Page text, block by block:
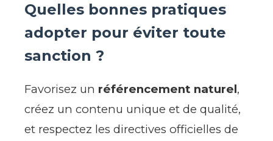
Quelles bonnes pratiques
adopter pour éviter toute
sanction ?
Favorisez un référencement naturel,
créez un contenu unique et de qualité,
et respectez les directives officielles de